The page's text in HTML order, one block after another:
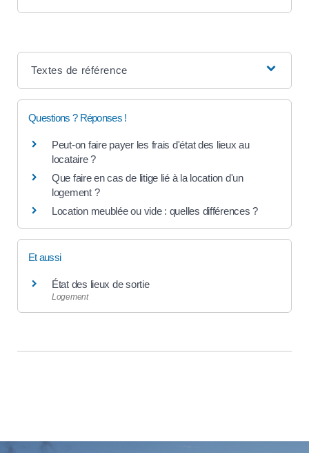
Textes de référence
Questions ? Réponses !
Peut-on faire payer les frais d'état des lieux au
locataire ?
Que faire en cas de litige lié à la location d'un
logement ?
Location meublée ou vide : quelles différences ?
Et aussi
État des lieux de sortie
Logement